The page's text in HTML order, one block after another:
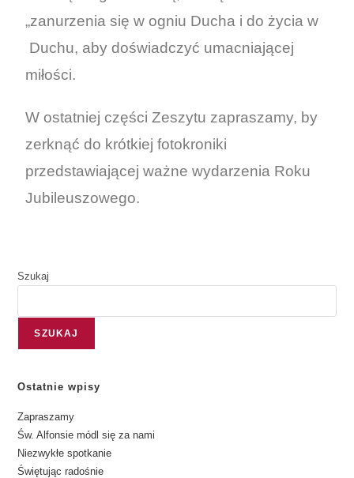
„zanurzenia się w ogniu Ducha i do życia w
Duchu, aby doświadczyć umacniającej
miłości.
W ostatniej części Zeszytu zapraszamy, by
zerknąć do krótkiej fotokroniki
przedstawiającej ważne wydarzenia Roku
Jubileuszowego.
Szukaj
SZUKAJ
Ostatnie wpisy
Zapraszamy
Św. Alfonsie módl się za nami
Niezwykłe spotkanie
Świętując radośnie